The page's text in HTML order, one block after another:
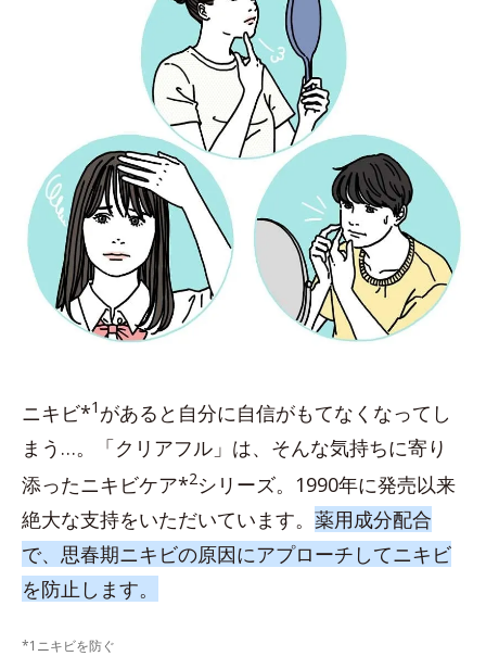
ニキビ*1 があると自分に自信がもてなくなってし
まう…。「クリアフル」は、そんな気持ちに寄り
添ったニキビケア*2シリーズ。1990年に発売以来
絶大な支持をいただいています。 薬用成分配合
で、思春期ニキビの原因にアプローチしてニキビ
を防止します。
*1ニキビを防ぐ